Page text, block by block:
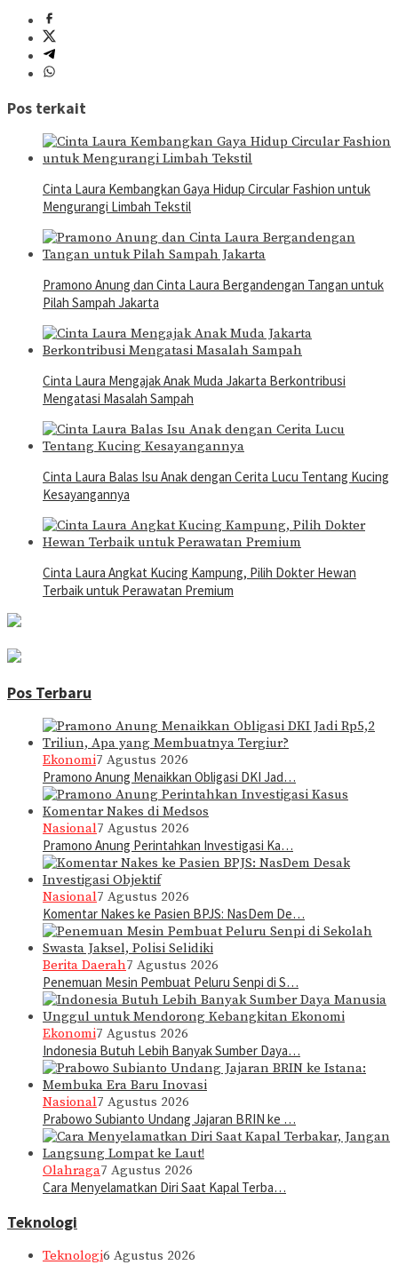
Pos terkait
Cinta Laura Kembangkan Gaya Hidup Circular Fashion untuk
Mengurangi Limbah Tekstil
Pramono Anung dan Cinta Laura Bergandengan Tangan untuk
Pilah Sampah Jakarta
Cinta Laura Mengajak Anak Muda Jakarta Berkontribusi
Mengatasi Masalah Sampah
Cinta Laura Balas Isu Anak dengan Cerita Lucu Tentang Kucing
Kesayangannya
Cinta Laura Angkat Kucing Kampung, Pilih Dokter Hewan
Terbaik untuk Perawatan Premium
Pos Terbaru
Ekonomi7 Agustus 2026
Pramono Anung Menaikkan Obligasi DKI Jad…
Nasional7 Agustus 2026
Pramono Anung Perintahkan Investigasi Ka…
Nasional7 Agustus 2026
Komentar Nakes ke Pasien BPJS: NasDem De…
Berita Daerah7 Agustus 2026
Penemuan Mesin Pembuat Peluru Senpi di S…
Ekonomi7 Agustus 2026
Indonesia Butuh Lebih Banyak Sumber Daya…
Nasional7 Agustus 2026
Prabowo Subianto Undang Jajaran BRIN ke …
Olahraga7 Agustus 2026
Cara Menyelamatkan Diri Saat Kapal Terba…
Teknologi
Teknologi6 Agustus 2026